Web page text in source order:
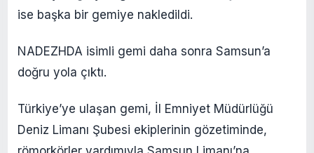
ise başka bir gemiye nakledildi.
NADEZHDA isimli gemi daha sonra Samsun’a
doğru yola çıktı.
Türkiye’ye ulaşan gemi, İl Emniyet Müdürlüğü
Deniz Limanı Şubesi ekiplerinin gözetiminde,